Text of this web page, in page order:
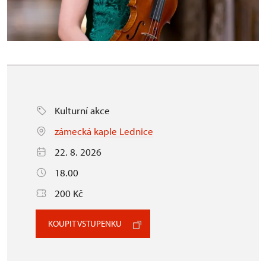
Kulturní akce
zámecká kaple Lednice
22. 8. 2026
18.00
200 Kč
KOUPIT VSTUPENKU